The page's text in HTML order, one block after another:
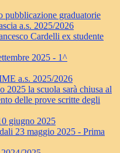
pubblicazione graduatorie
a.s. 2025/2026
Cardelli ex studente
2025 - 1^
a.s. 2025/2026
2025 la scuola sarà chiusa al
delle prove scritte degli
giugno 2025
23 maggio 2025 - Prima